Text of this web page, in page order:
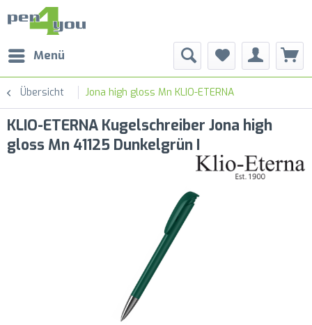
Menü
Übersicht Jona high gloss Mn KLIO-ETERNA
KLIO-ETERNA Kugelschreiber Jona high
gloss Mn 41125 Dunkelgrün I